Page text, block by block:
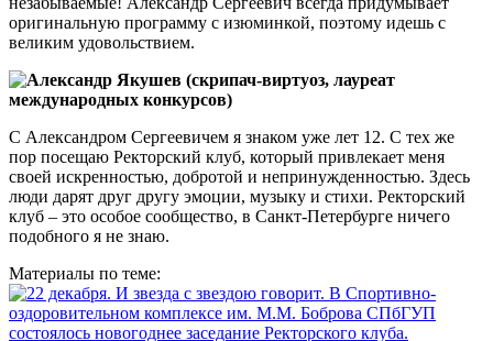
оригинальную программу с изюминкой, поэтому идешь с
великим удовольствием.
Александр Якушев (скрипач-виртуоз, лауреат
международных конкурсов)
С Александром Сергеевичем я знаком уже лет 12. С тех же
пор посещаю Ректорский клуб, который привлекает меня
своей искренностью, добротой и непринужденностью. Здесь
люди дарят друг другу эмоции, музыку и стихи. Ректорский
клуб – это особое сообщество, в Санкт-Петербурге ничего
подобного я не знаю.
Материалы по теме: